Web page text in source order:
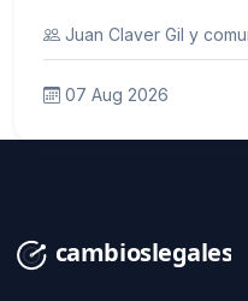
Juan Claver Gil y
07 Aug 2026